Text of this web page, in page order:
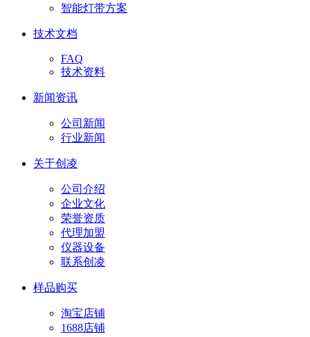
智能灯带方案
技术文档
FAQ
技术资料
新闻资讯
公司新闻
行业新闻
关于创凌
公司介绍
企业文化
荣誉资质
代理加盟
仪器设备
联系创凌
样品购买
淘宝店铺
1688店铺